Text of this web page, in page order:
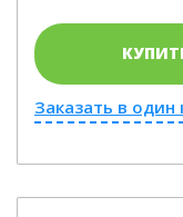
Заказать в один